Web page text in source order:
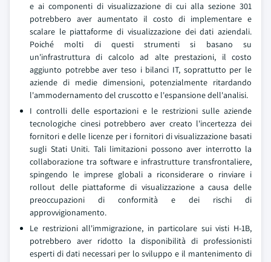
e ai componenti di visualizzazione di cui alla sezione 301
potrebbero aver aumentato il costo di implementare e
scalare le piattaforme di visualizzazione dei dati aziendali.
Poiché molti di questi strumenti si basano su
un'infrastruttura di calcolo ad alte prestazioni, il costo
aggiunto potrebbe aver teso i bilanci IT, soprattutto per le
aziende di medie dimensioni, potenzialmente ritardando
l'ammodernamento del cruscotto e l'espansione dell'analisi.
I controlli delle esportazioni e le restrizioni sulle aziende
tecnologiche cinesi potrebbero aver creato l'incertezza dei
fornitori e delle licenze per i fornitori di visualizzazione basati
sugli Stati Uniti. Tali limitazioni possono aver interrotto la
collaborazione tra software e infrastrutture transfrontaliere,
spingendo le imprese globali a riconsiderare o rinviare i
rollout delle piattaforme di visualizzazione a causa delle
preoccupazioni di conformità e dei rischi di
approvvigionamento.
Le restrizioni all'immigrazione, in particolare sui visti H-1B,
potrebbero aver ridotto la disponibilità di professionisti
esperti di dati necessari per lo sviluppo e il mantenimento di